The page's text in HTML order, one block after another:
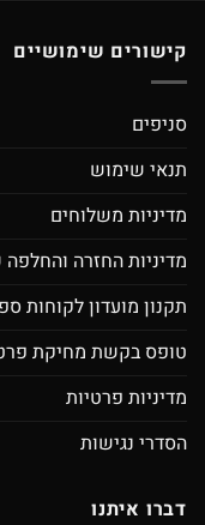
קישורים שימושיים
סניפים
תנאי שימוש
מדיניות משלוחים
מדיניות החזרה והחלפה
תקנון מועדון לקוחות
טופס בקשת מחיקת
מדיניות פרטיות
הסדרי נגישות
דברו איתנו